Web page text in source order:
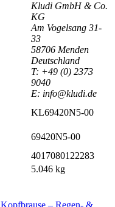
Kludi GmbH & Co.
KG
Am Vogelsang 31-
33
58706 Menden
Deutschland
T: +49 (0) 2373
9040
E: info@kludi.de
KL69420N5-00
69420N5-00
4017080122283
5.046 kg
– Regen- &